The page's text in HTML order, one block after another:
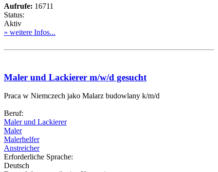
Aufrufe: 16711
Status:
Aktiv
» weitere Infos...
Maler und Lackierer m/w/d gesucht
Praca w Niemczech jako Malarz budowlany k/m/d
Beruf:
Maler und Lackierer
Maler
Malerhelfer
Anstreicher
Erforderliche Sprache:
Deutsch